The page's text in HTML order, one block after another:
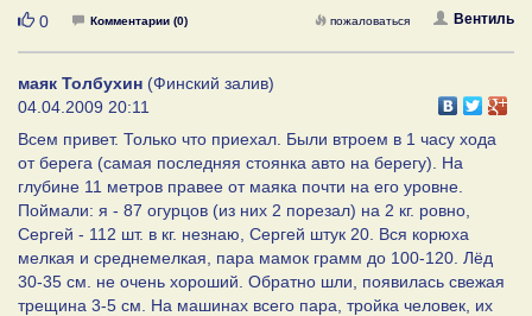
Нравится
0 Комментарии (0) Вентиль
пожаловаться
маяк Толбухин (Финский залив)
04.04.2009 20:11
Всем привет. Только что приехал. Были втроем в 1 часу хода
от берега (самая последняя стоянка авто на берегу). На
глубине 11 метров правее от маяка почти на его уровне.
Поймали: я - 87 огурцов (из них 2 порезал) на 2 кг. ровно,
Сергей - 112 шт. в кг. незнаю, Сергей штук 20. Вся корюха
мелкая и среднемелкая, пара мамок грамм до 100-120. Лёд
30-35 см. не очень хороший. Обратно шли, появилась свежая
трещина 3-5 см. На машинах всего пара, тройка человек, их